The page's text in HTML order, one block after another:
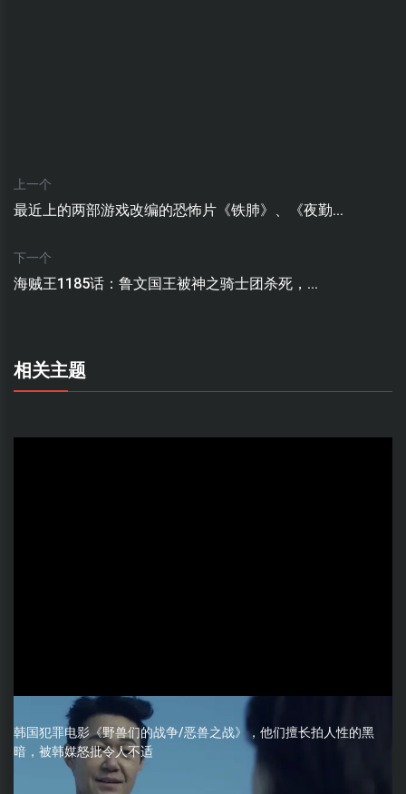
上一个
最近上的两部游戏改编的恐怖片《铁肺》、《夜勤...
下一个
海贼王1185话：鲁文国王被神之骑士团杀死，...
相关主题
韩国犯罪电影《野兽们的战争/恶兽之战》，他们擅长拍人性的黑
暗，被韩媒怒批令人不适